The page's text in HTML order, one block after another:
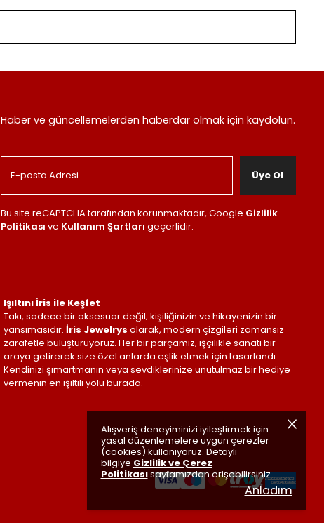
Alışveriş deneyiminizi iyileştirmek için
yasal düzenlemelere uygun çerezler
(cookies) kullanıyoruz. Detaylı
bilgiye Gizlilik ve Çerez
Politikasısayfamızdan erişebilirsiniz.
Anladım
Haber ve güncellemelerden haberdar olmak için kaydolun.
Üye Ol
Bu site reCAPTCHA tarafından korunmaktadır, Google Gizlilik
Politikası ve Kullanım Şartları geçerlidir.
Işıltını İris ile Keşfet
Takı, sadece bir aksesuar değil; kişiliğinizin ve hikayenizin bir
yansımasıdır. İris Jewelrys olarak, modern çizgileri zamansız
zarafetle buluşturuyoruz. Her bir parçamız, işçilikle sanatı bir
araya getirerek size özel anlarda eşlik etmek için tasarlandı.
Kendinizi şımartmanın veya sevdiklerinize unutulmaz bir hediye
vermenin en ışıltılı yolu burada.